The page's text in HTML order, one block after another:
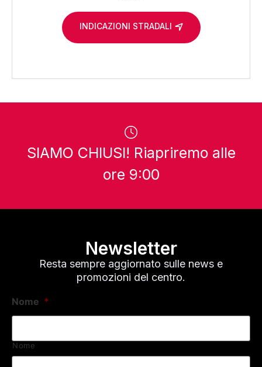
INDICAZIONI STRADALI
SIAMO CHIUSI! Riapriremo alle
ore 9:00
Newsletter
Resta sempre aggiornato sulle news e
promozioni del centro.
Nome *
Nome